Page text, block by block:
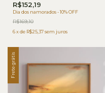
R$152,19
Dia dos namorados - 10% OFF
R$169,10
6xde R$25,37sem juros
Frete grátis